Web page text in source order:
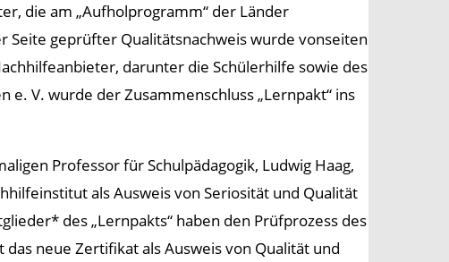
die am „Aufholprogramm“ der Länder
Seite geprüfter Qualitätsnachweis wurde vonseiten
darunter die Schülerhilfe sowie des
V. wurde der Zusammenschluss „Lernpakt“ ins
Professor für Schulpädagogik, Ludwig Haag,
als Ausweis von Seriosität und Qualität
des „Lernpakts“ haben den Prüfprozess des
neue Zertifikat als Ausweis von Qualität und